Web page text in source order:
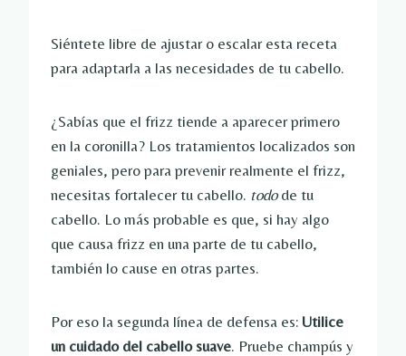
Siéntete libre de ajustar o escalar esta receta
para adaptarla a las necesidades de tu cabello.
¿Sabías que el frizz tiende a aparecer primero
en la coronilla? Los tratamientos localizados son
geniales, pero para prevenir realmente el frizz,
necesitas fortalecer tu cabello. todode tu
cabello. Lo más probable es que, si hay algo
que causa frizz en una parte de tu cabello,
también lo cause en otras partes.
Por eso la segunda línea de defensa es: Utilice
un cuidado del cabello suave. Pruebe champús y